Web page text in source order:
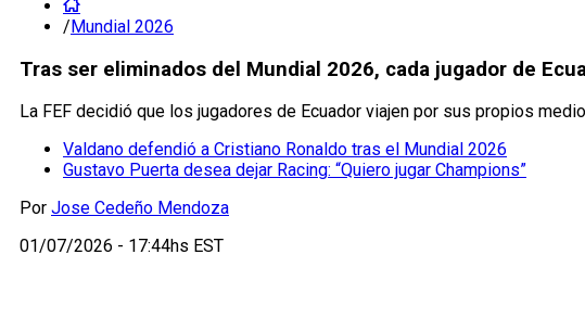
/Mundial 2026
Tras ser eliminados del Mundial 2026, cada jugador de
La FEF decidió que los jugadores de Ecuador viajen por sus propios
Valdano defendió a Cristiano Ronaldo tras el Mundial 2026
Gustavo Puerta desea dejar Racing: “Quiero jugar Champions”
Por Jose Cedeño Mendoza
01/07/2026 - 17:44hs EST